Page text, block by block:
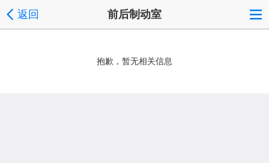
返回 前后制动室
抱歉，暂无相关信息